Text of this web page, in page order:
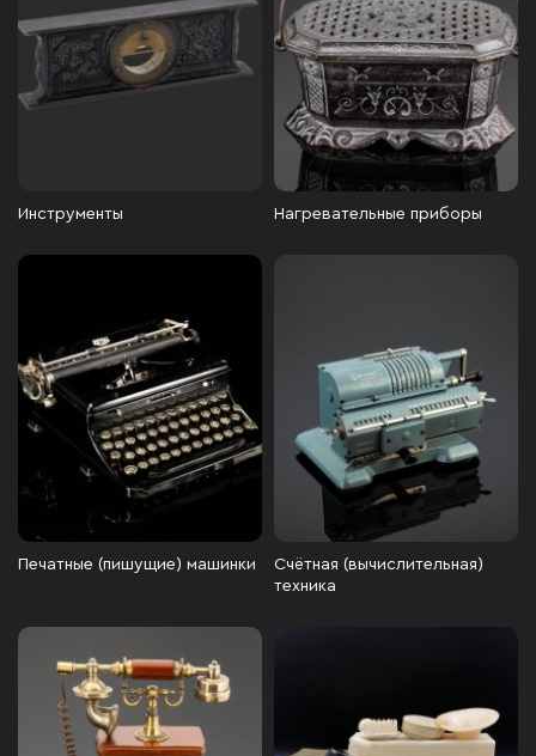
Инструменты Нагревательные приборы
Печатные (пишущие) машинки
Счётная (вычислительная)
техника